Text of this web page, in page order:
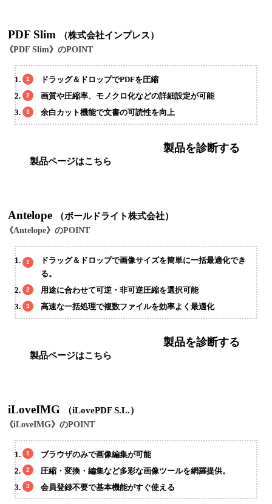
PDF Slim （株式会社インプレス）
《PDF Slim》のPOINT
ドラッグ＆ドロップでPDFを圧縮
画質や圧縮率、モノクロ化などの詳細設定が可能
余白カット機能で文書の可読性を向上
製品ページはこちら
製品を診断する
Antelope （ボールドライト株式会社）
《Antelope》のPOINT
ドラッグ＆ドロップで画像サイズを簡単に一括最適化でき
る。
用途に合わせて可逆・非可逆圧縮を選択可能
高速な一括処理で複数ファイルを効率よく最適化
製品ページはこちら
製品を診断する
iLoveIMG （iLovePDF S.L.）
《iLoveIMG》のPOINT
ブラウザのみで画像編集が可能
圧縮・変換・編集など多彩な画像ツールを網羅提供。
会員登録不要で基本機能がすぐ使える